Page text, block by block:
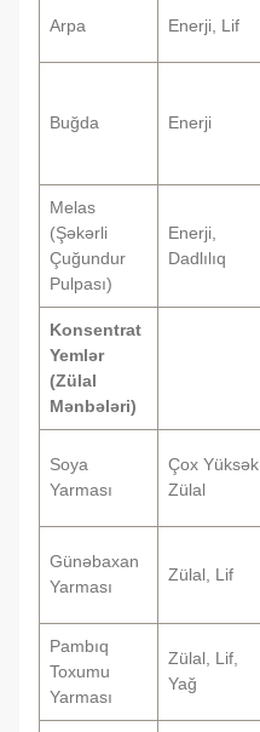
Arpa Enerji, Lif
Buğda Enerji
Melas
(Şəkərli
Çuğundur
Pulpası)
Enerji,
Dadlılıq
Konsentrat
Yemlər
(Zülal
Mənbələri)
Soya
Yarması
Çox Yüksək
Zülal
Günəbaxan
Yarması
Zülal, Lif
Pambıq
Toxumu
Yarması
Zülal, Lif,
Yağ